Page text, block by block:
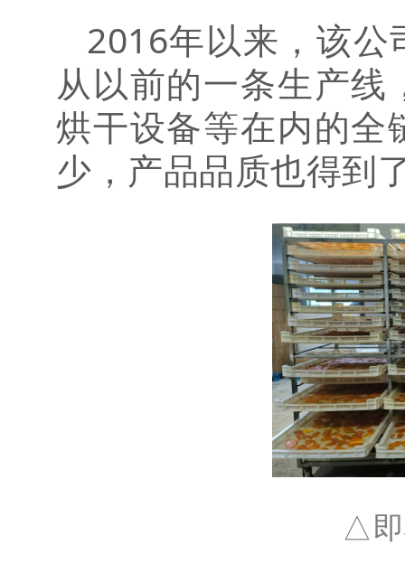
2016年以来，该
从以前的一条生产
烘干设备等在内的全
少，产品品质也得到
△即